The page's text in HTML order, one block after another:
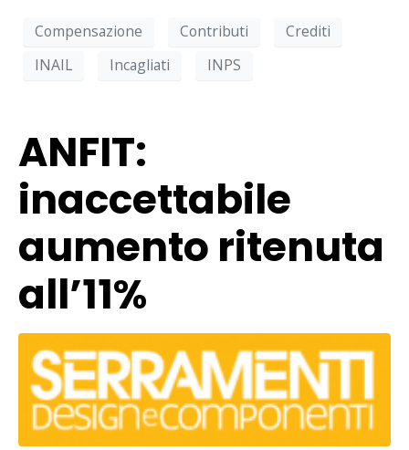
Compensazione Contributi
Crediti
INAIL
Incagliati INPS
ANFIT:
inaccettabile
aumento ritenuta
all’11%